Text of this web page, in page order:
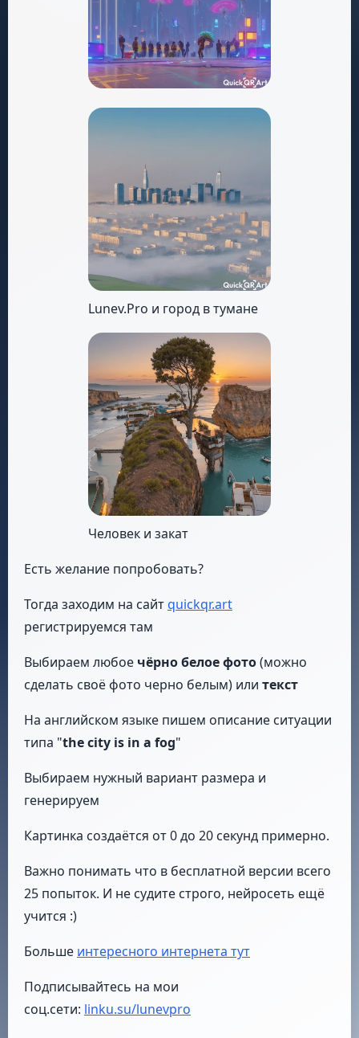
Lunev.Pro и город в тумане
Человек и закат
Есть желание попробовать?
Тогда заходим на сайт quickqr.art
регистрируемся там
Выбираем любое чёрно белое фото(можно
сделать своё фото черно белым) или текст
На английском языке пишем описание ситуации
типа "the city is in a fog"
Выбираем нужный вариант размера и
генерируем
Картинка создаётся от 0 до 20 секунд примерно.
Важно понимать что в бесплатной версии всего
25 попыток. И не судите строго, нейросеть ещё
учится :)
Больше интересного интернета тут
Подписывайтесь на мои
соц.сети: linku.su/lunevpro